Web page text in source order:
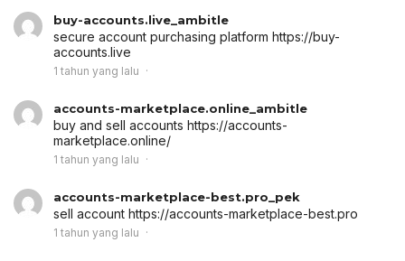
buy-accounts.live_ambitle
secure account purchasing platform https://buy-
accounts.live
1 tahun yang lalu
accounts-marketplace.online_ambitle
buy and sell accounts https://accounts-
marketplace.online/
1 tahun yang lalu
accounts-marketplace-best.pro_pek
sell account https://accounts-marketplace-best.pro
1 tahun yang lalu